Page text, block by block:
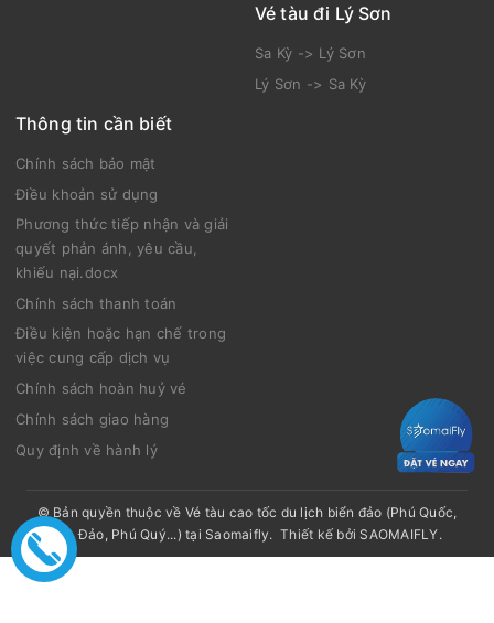
Vé tàu đi Lý Sơn
Sa Kỳ -> Lý Sơn
Lý Sơn -> Sa Kỳ
Thông tin cần biết
Chính sách bảo mật
Điều khoản sử dụng
Phương thức tiếp nhận và giải
quyết phản ánh, yêu cầu,
khiếu nại.docx
Chính sách thanh toán
Điều kiện hoặc hạn chế trong
việc cung cấp dịch vụ
Chính sách hoàn huỷ vé
Chính sách giao hàng
Quy định về hành lý
© Bản quyền thuộc về Vé tàu cao tốc du lịch biển đảo (Phú Quốc,
Côn Đảo, Phú Quý...) tại Saomaifly.Thiết kế bởi SAOMAIFLY.